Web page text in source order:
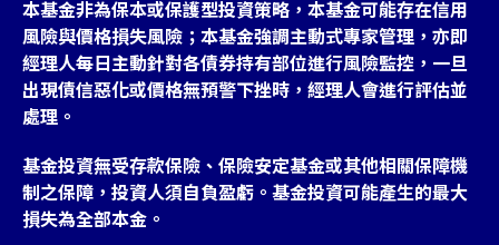
本基金非為保本或保護型投資策略，本基金可能存在信用
風險與價格損失風險；本基金強調主動式專家管理，亦即
經理人每日主動針對各債券持有部位進行風險監控，一旦
出現債信惡化或價格無預警下挫時，經理人會進行評估並
處理。
基金投資無受存款保險、保險安定基金或其他相關保障機
制之保障，投資人須自負盈虧。基金投資可能產生的最大
損失為全部本金。